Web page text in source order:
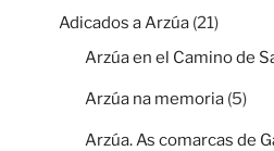
Adicados a Arzúa (21)
Arzúa en el Camino de
Arzúa na memoria (5)
Arzúa. As comarcas de